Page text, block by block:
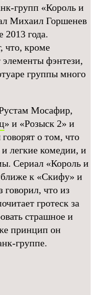
групп «Король и
Михаил Горшенев
года.
что, кроме
фэнтези,
группы много
Мосафир,
» и «Розыск 2» и
о том, что
легкие комедии, и
Сериал «Король и
к «Скифу» и
что из
гротеск за
страшное и
принцип он
группе.